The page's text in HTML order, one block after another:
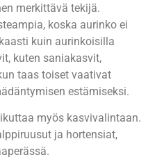
merkittävä tekijä.
koska aurinko ei
kuin aurinkoisilla
kuten saniakasvit,
taas toiset vaativat
estämiseksi.
myös kasvivalintaan.
ja hortensiat,